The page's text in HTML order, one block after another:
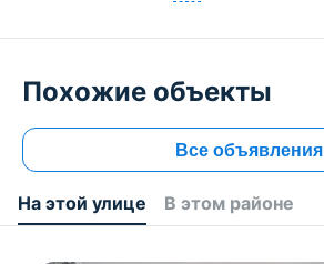
Похожие объекты
Все объявления
На этой улице В этом районе